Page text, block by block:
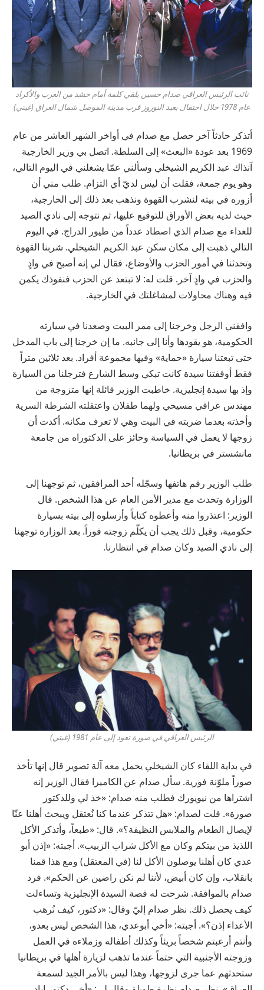
نائب الرئيس العراقي صدام حسين يلقي كلمة أمام حشد من العرب والأكراد
عام 1978 خلال احتفال بعيد النوروز قرب مدينة الموصل شمال العراق (غيتي)
أتذكر حادثاً آخر حصل مع صدام في أواخر الشهر العاشر من عام
1969 بعد عودة «البعث» إلى السلطة. اتصل بي وزير الخارجية
آنذاك عبد الكريم الشيخلي وسألني عمّا يشغلني في اليوم التالي،
وهو يوم جمعة، فقلت أن ليس لديّ أي التزام. طلب مني أن
أزوره في بيته لنشرب القهوة ونذهب بعد ذلك إلى الخارجية،
حيث لديه بعض الأوراق للتوقيع عليها، ثم نتوجه إلى نادي الصيد
للغداء مع صدام الذي اصطاد عدداً من طيور الدراج. في اليوم
التالي ذهبت إلى مكان سكن عبد الكريم الشيخلي. شربنا القهوة
وتحدثنا في أمور الحزب والأوضاع، فقال لي إنه أصبح في وادٍ
والحزب في وادٍ آخر. قلت له: لا تبتعد عن الحزب فنفوذك يكمن
فيه وهناك محاولات لمشاغلتك في الخارجية.
وافقني الرجل وخرجنا إلى ممر البيت وصعدنا في سيارته
الحكومية، هو يقودها وأنا إلى جانبه. ما إن خرجنا إلى باب المدخل
حتى تبعتنا سيارة «حماية» وفيها مجموعة أفراد. بعد ثلاثين متراً
فقط أوقفتنا سيدة كانت تبكي وسط الشارع فترجلنا من السيارة
وإذ بها سيدة إنجليزية. خاطبت الوزير قائلة إنها متزوجة من
مهندس عراقي مسيحي ولهما طفلان واعتقلته الشرطة السرية
وأخذته بعدما ضربته في البيت وهي لا تعرف مكانه. أكدت أن
زوجها لا يعمل في السياسة وحائز على الدكتوراه من جامعة
مانشستر في بريطانيا.
طلب الوزير رقم هاتفها وسجّله أحد المرافقين، ثم توجهنا إلى
الوزارة وتحدث مع مدير الأمن العام عن هذا الشخص. قال
الوزير: اعتذروا منه وأعطوه كتاباً وأرسلوه إلى بيته بسيارة
حكومية، وقبل ذلك يجب أن يكلّم زوجته فوراً. بعد الوزارة توجهنا
إلى نادي الصيد وكان صدام في انتظارنا.
الرئيس العراقي في صورة تعود إلى عام 1981 (غيتي)
في بداية اللقاء كان الشيخلي يحمل معه آلة تصوير قال إنها تأخذ
صوراً ملوّنة فورية. سأل صدام عن الكاميرا فقال الوزير إنه
اشتراها من نيويورك فطلب منه صدام: «خذ لي وللدكتور
صورة». قلت لصدام: «هل تتذكر عندما كنا نُعتقل ويبحث أهلنا عنّا
لإيصال الطعام والملابس النظيفة؟». قال: «طبعاً، وأتذكر الأكل
اللذيذ من بيتكم وكان مع الأكل شراب الزبيب». أجبته: «إذن أبو
عدي كان أهلنا يوصلون الأكل لنا (في المعتقل) ومع هذا قمنا
بانقلاب، وإن كان أبيض، لأننا لم نكن راضين عن الحكم». فرد
صدام بالموافقة. شرحت له قصة السيدة الإنجليزية وتساءلت
كيف يحصل ذلك. نظر صدام إليّ وقال: «دكتور، كيف نُرهب
الأعداء إذن؟». أجبته: «أخي أبوعدي، هذا الشخص ليس بعدو،
وأنتم أرعبتم شخصاً بريئاً وكذلك أطفاله وزملاءه في العمل
وزوجته الأجنبية التي حتماً عندما تذهب لزيارة أهلها في بريطانيا
ستحدثهم عما جرى لزوجها، وهذا ليس بالأمر الجيد لسمعة